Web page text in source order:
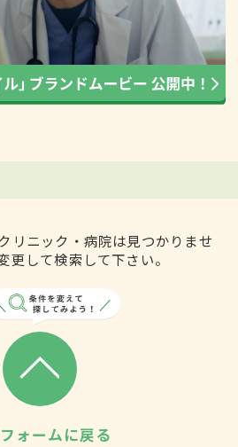
リニック・病院は見つかりませ
更して検索して下さい。
ォームに戻る